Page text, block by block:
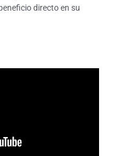
directo en su